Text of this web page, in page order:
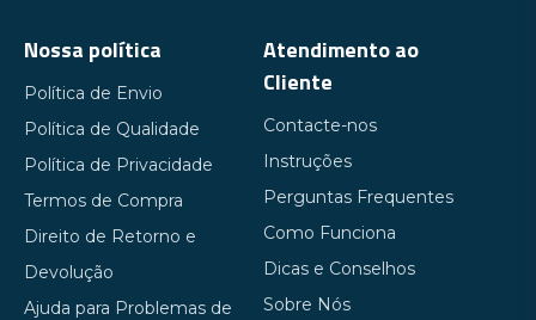
Nossa política
Política de Envio
Política de Qualidade
Política de Privacidade
Termos de Compra
Direito de Retorno e
Devolução
Ajuda para Problemas de
Atendimento ao
Cliente
Contacte-nos
Instruções
Perguntas Frequentes
Como Funciona
Dicas e Conselhos
Sobre Nós